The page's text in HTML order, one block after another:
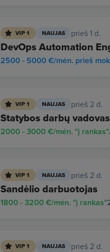
VIP 1 NAUJAS prieš 1 d.
DevOps Automation
2500 - 5000 €/mėn. prieš
VIP 1 NAUJAS prieš 2 d.
Statybos darbų vadovas
2000 - 3000 €/mėn. "į rankas"
VIP 1 NAUJAS prieš 2 d.
Sandėlio darbuotojas
1800 - 3200 €/mėn. "į rankas"
VIP 1 NAUJAS prieš 2 d.